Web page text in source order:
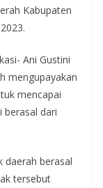
Kabupaten
Ani Gustini
mengupayakan
mencapai
berasal dari
daerah berasal
tersebut